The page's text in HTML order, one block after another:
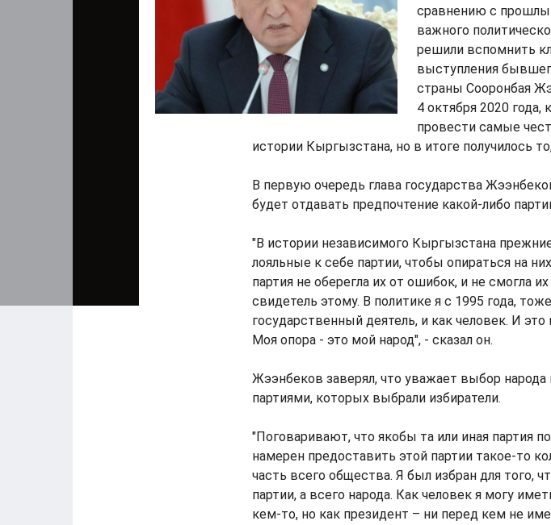
сравнению с
важного
решили вспомнить
выступления
страны Сооронбая
4 октября 2020 года,
провести самые
истории Кыргызстана, но в итоге получилось
В первую очередь глава государства
будет отдавать предпочтение какой-либо
"В истории независимого Кыргызстана
лояльные к себе партии, чтобы опираться на
партия не оберегла их от ошибок, и не смогла
свидетель этому. В политике я с 1995 года,
государственный деятель, и как человек. И
Моя опора - это мой народ", - сказал он.
Жээнбеков заверял, что уважает выбор
партиями, которых выбрали избиратели.
"Поговаривают, что якобы та или иная партия
намерен предоставить этой партии такое-то
часть всего общества. Я был избран для того,
партии, а всего народа. Как человек я могу
кем-то, но как президент – ни перед кем не